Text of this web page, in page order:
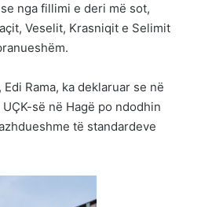
nga fillimi e deri më sot,
Veselit, Krasniqit e Selimit
Rama, ka deklaruar se në
së në Hagë po ndodhin
të standardeve